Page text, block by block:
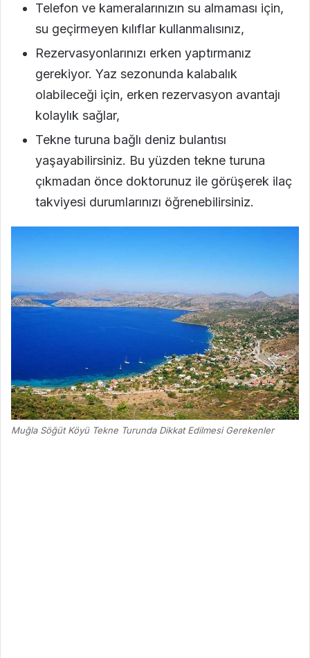
Telefon ve kameralarınızın su almaması için,
su geçirmeyen kılıflar kullanmalısınız,
Rezervasyonlarınızı erken yaptırmanız
gerekiyor. Yaz sezonunda kalabalık
olabileceği için, erken rezervasyon avantajı
kolaylık sağlar,
Tekne turuna bağlı deniz bulantısı
yaşayabilirsiniz. Bu yüzden tekne turuna
çıkmadan önce doktorunuz ile görüşerek ilaç
takviyesi durumlarınızı öğrenebilirsiniz.
Muğla Söğüt Köyü Tekne Turunda Dikkat Edilmesi Gerekenler